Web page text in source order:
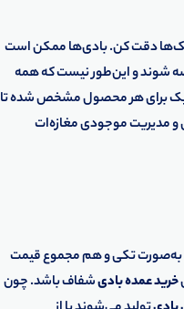
پک‌ها دقت کن. بادی‌ها ممکن است
یا بیشتر عرضه شوند و این‌طور نیست که همه
تعداد پک برای هر محصول مشخص شده تا
مدیریت موجودی مغازه‌ات
تکی و هم مجموع قیمت
خرید عمده بادیشفاف باشد. چون